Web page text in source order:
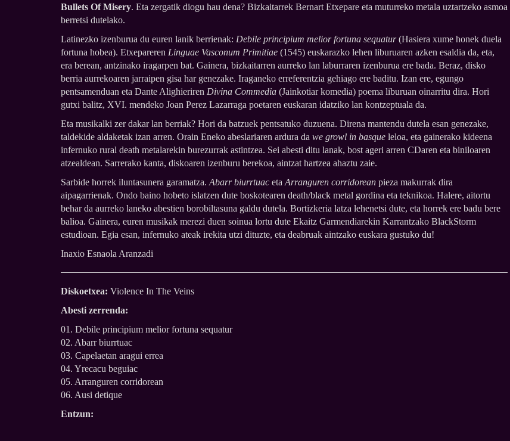
Bullets Of Misery. Eta zergatik diogu hau dena? Bizkaitarrek Bernart Etxepare eta muturreko metala uztartzeko asmoa
berretsi dutelako.
Latinezko izenburua du euren lanik berrienak: Debile principium melior fortuna sequatur(Hasiera xume honek duela
fortuna hobea). Etxepareren Linguae Vasconum Primitiae (1545) euskarazko lehen liburuaren azken esaldia da, eta,
era berean, antzinako iragarpen bat. Gainera, bizkaitarren aurreko lan laburraren izenburua ere bada. Beraz, disko
berria aurrekoaren jarraipen gisa har genezake. Iraganeko erreferentzia gehiago ere baditu. Izan ere, egungo
pentsamenduan eta Dante Alighieriren Divina Commedia (Jainkotiar komedia) poema liburuan oinarritu dira. Hori
gutxi balitz, XVI. mendeko Joan Perez Lazarraga poetaren euskaran idatziko lan kontzeptuala da.
Eta musikalki zer dakar lan berriak? Hori da batzuek pentsatuko duzuena. Direna mantendu dutela esan genezake,
taldekide aldaketak izan arren. Orain Eneko abeslariaren ardura da we growl in basque leloa, eta gainerako kideena
infernuko rural death metalarekin burezurrak astintzea. Sei abesti ditu lanak, bost ageri arren CDaren eta biniloaren
atzealdean. Sarrerako kanta, diskoaren izenburu berekoa, aintzat hartzea ahaztu zaie.
Sarbide horrek iluntasunera garamatza. Abarr biurrtuac eta Arranguren corridorean pieza makurrak dira
aipagarrienak. Ondo baino hobeto islatzen dute boskotearen death/black metal gordina eta teknikoa. Halere, aitortu
behar da aurreko laneko abestien borobiltasuna galdu dutela. Bortizkeria latza lehenetsi dute, eta horrek ere badu bere
balioa. Gainera, euren musikak merezi duen soinua lortu dute Ekaitz Garmendiarekin Karrantzako BlackStorm
estudioan. Egia esan, infernuko ateak irekita utzi dituzte, eta deabruak aintzako euskara gustuko du!
Inaxio Esnaola Aranzadi
Diskoetxea: Violence In The Veins
Abesti zerrenda:
01. Debile principium melior fortuna sequatur
02. Abarr biurrtuac
03. Capelaetan aragui errea
04. Yrecacu beguiac
05. Arranguren corridorean
06. Ausi detique
Entzun: